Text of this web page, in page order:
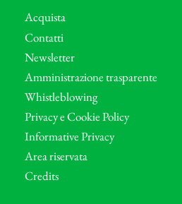
Acquista
Contatti
Newsletter
Amministrazione trasparente
Whistleblowing
Privacy e Cookie Policy
Informative Privacy
Area riservata
Credits